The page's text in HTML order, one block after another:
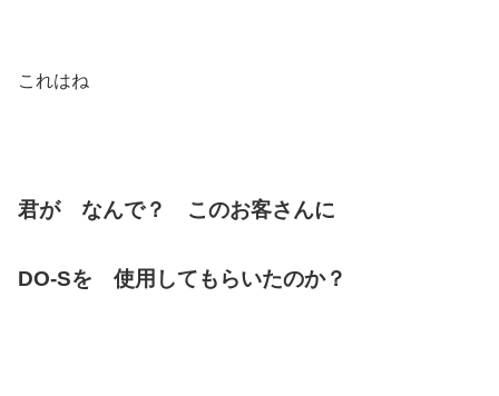
これはね
君が なんで？ このお客さんに
DO-Sを 使用してもらいたのか？